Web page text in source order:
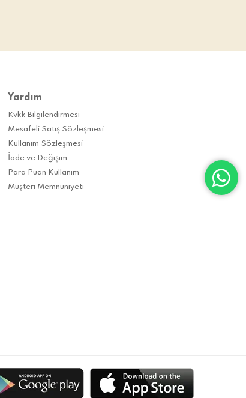
Yardım
Kvkk Bilgilendirmesi
Mesafeli Satış Sözleşmesi
Kullanım Sözleşmesi
İade ve Değişim
Para Puan Kullanım
Müşteri Memnuniyeti